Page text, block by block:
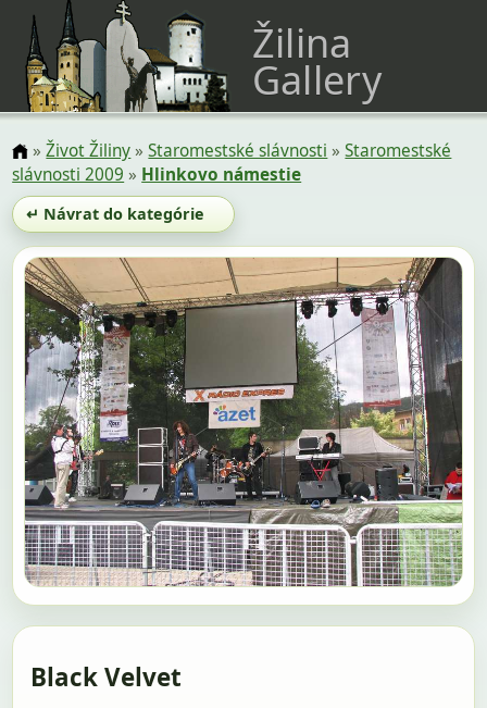
Žilina
Gallery
»Život Žiliny»Staromestské slávnosti »Staromestské
slávnosti 2009 » Hlinkovo námestie
↵ Návrat do kategórie
Black Velvet